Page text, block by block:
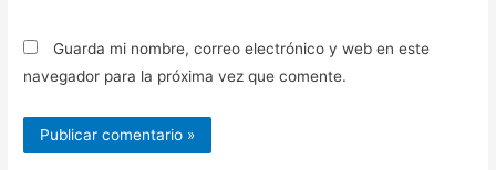
Guarda mi nombre, correo electrónico y web en este
navegador para la próxima vez que comente.